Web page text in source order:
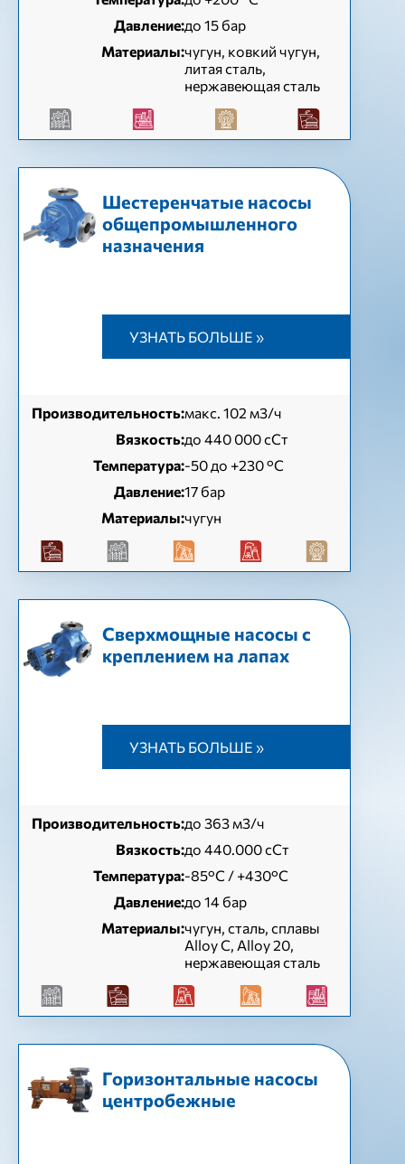
Давление:до 15 бар
Материалы:чугун, ковкий чугун,
литая сталь,
нержавеющая сталь
Шестеренчатые насосы
общепромышленного
назначения
УЗНАТЬ БОЛЬШЕ »
Производительность:макс. 102 м3/ч
Вязкость:до 440 000 сСт
Температура:-50 до +230 °C
Давление:17 бар
Материалы:чугун
Cверхмощные насосы с
креплением на лапах
УЗНАТЬ БОЛЬШЕ »
Производительность:до 363 м3/ч
Вязкость:до 440.000 сСт
Температура:-85°C / +430°C
Давление:до 14 бар
Материалы:чугун, сталь, сплавы
Alloy C, Alloy 20,
нержавеющая сталь
Горизонтальные насосы
центробежные